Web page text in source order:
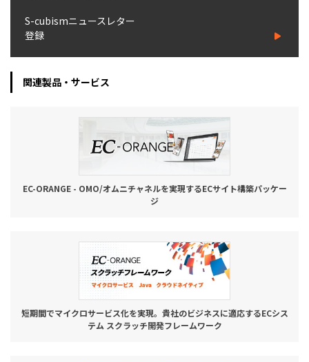
電話受付：平日 10:00~17:00
S-cubismニュースレター
登録
関連製品・サービス
EC-ORANGE - OMO/オムニチャネルを実現するECサイト構築パッケー
ジ
短期間でマイクロサービス化を実現。貴社のビジネスに適応するECシス
テム スクラッチ開発フレームワーク